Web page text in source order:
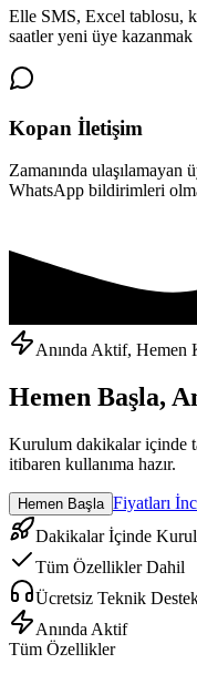
Elle SMS, Excel tablosu,
saatler yeni üye
Kopan İletişim
Zamanında
WhatsApp bildirimleri
Anında Aktif, Hemen
Hemen Başla,
Kurulum dakikalar içinde
itibaren kullanıma hazır.
Hemen Başla Fiyatları
Dakikalar İçinde
Tüm Özellikler Dahil
Ücretsiz Teknik
Anında Aktif
Tüm Özellikler